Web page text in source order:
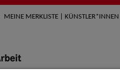
MEINE MERKLISTE | KÜNSTLER*INNEN